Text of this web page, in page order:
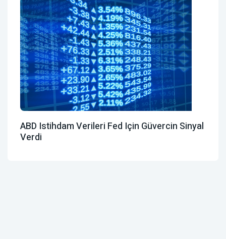
ABD Istihdam Verileri Fed Için Güvercin Sinyal
Verdi